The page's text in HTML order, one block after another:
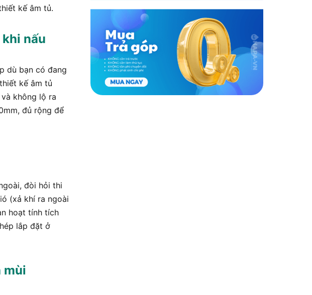
kế âm tủ.
nấu
dù bạn có đang
kế âm tủ
không lộ ra
đủ rộng để
đòi hỏi thi
(xả khí ra ngoài
hoạt tính tích
lắp đặt ở
mùi